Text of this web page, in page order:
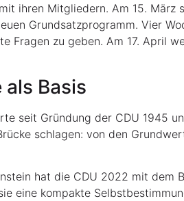
ihren Mit­glie­dern. Am 15. März
Grund­satz­pro­gramm. Vier
Fra­gen zu geben. Am 17. April
Basis
seit Grün­dung der CDU 1945
schla­gen: von den
hat die CDU 2022 mit dem
eine kom­pak­te